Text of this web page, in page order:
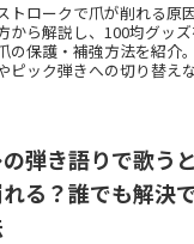
トロークで爪が削れる原
から解説し、100均グッズ
の保護・補強方法を紹介
ピック弾きへの切り替え
弾き語りで歌う
る？誰でも解決